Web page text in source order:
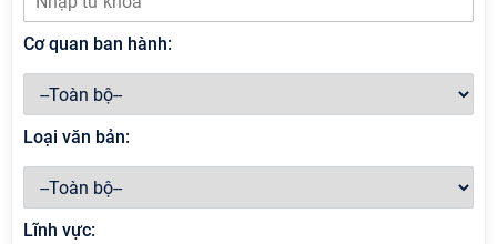
Cơ quan ban hành:
Loại văn bản:
Lĩnh vực: